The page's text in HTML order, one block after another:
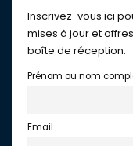
Inscrivez-vous ici
mises à jour et
boîte de réception.
Prénom ou nom
Email